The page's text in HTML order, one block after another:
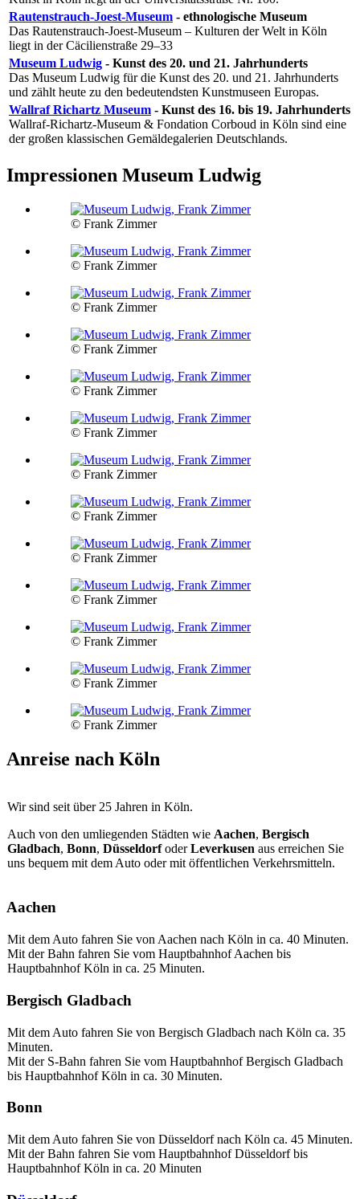
Rautenstrauch-Joest-Museum - ethnologische Museum
Das Rautenstrauch-Joest-Museum – Kulturen der Welt in Köln
liegt in der Cäcilienstraße 29–33
Museum Ludwig - Kunst des 20. und 21. Jahrhunderts
Das Museum Ludwig für die Kunst des 20. und 21. Jahrhunderts
und zählt heute zu den bedeutendsten Kunstmuseen Europas.
Wallraf Richartz Museum - Kunst des 16. bis 19. Jahrhunderts
Wallraf-Richartz-Museum & Fondation Corboud in Köln sind eine
der großen klassischen Gemäldegalerien Deutschlands.
Impressionen Museum Ludwig
© Frank Zimmer
© Frank Zimmer
© Frank Zimmer
© Frank Zimmer
© Frank Zimmer
© Frank Zimmer
© Frank Zimmer
© Frank Zimmer
© Frank Zimmer
© Frank Zimmer
© Frank Zimmer
© Frank Zimmer
© Frank Zimmer
Anreise nach Köln
Wir sind seit über 25 Jahren in Köln.
Auch von den umliegenden Städten wie Aachen, Bergisch
Gladbach, Bonn, DüsseldorfoderLeverkusen aus erreichen Sie
uns bequem mit dem Auto oder mit öffentlichen Verkehrsmitteln.
Aachen
Mit dem Auto fahren Sie von Aachen nach Köln in ca. 40 Minuten.
Mit der Bahn fahren Sie vom Hauptbahnhof Aachen bis
Hauptbahnhof Köln in ca. 25 Minuten.
Bergisch Gladbach
Mit dem Auto fahren Sie von Bergisch Gladbach nach Köln ca. 35
Minuten.
Mit der S-Bahn fahren Sie vom Hauptbahnhof Bergisch Gladbach
bis Hauptbahnhof Köln in ca. 30 Minuten.
Bonn
Mit dem Auto fahren Sie von Düsseldorf nach Köln ca. 45 Minuten.
Mit der Bahn fahren Sie vom Hauptbahnhof Düsseldorf bis
Hauptbahnhof Köln in ca. 20 Minuten